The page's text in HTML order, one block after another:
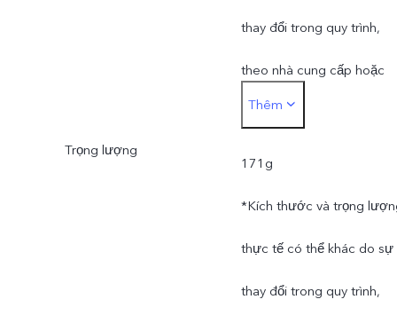
thay đổi trong quy trình,
theo nhà cung cấp hoặc
các lô sản xuất khác nhau.
Thêm
Trọng lượng
171g
*Kích thước và trọng
thực tế có thể khác do sự
thay đổi trong quy trình,